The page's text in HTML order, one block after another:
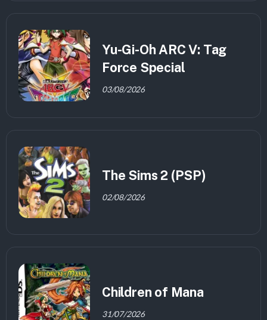
Yu-Gi-Oh ARC V: Tag
Force Special
03/08/2026
The Sims 2 (PSP)
02/08/2026
Children of Mana
31/07/2026